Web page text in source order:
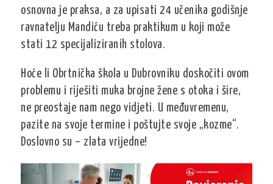
osnovna je praksa, a za upisati 24 učenika godišnje
ravnatelju Mandiću treba praktikum u koji može
stati 12 specijaliziranih stolova.
Hoće li Obrtnička škola u Dubrovniku doskočiti ovom
problemu i riješiti muka brojne žene s otoka i šire,
ne preostaje nam nego vidjeti. U međuvremenu,
pazite na svoje termine i poštujte svoje „kozme“.
Doslovno su – zlata vrijedne!